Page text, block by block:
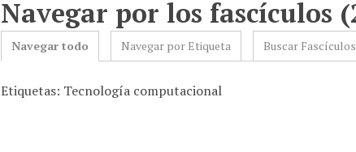
Navegar por los fascículos
Navegar todo Navegar por Etiqueta Buscar Fascículos
Etiquetas: Tecnología computacional